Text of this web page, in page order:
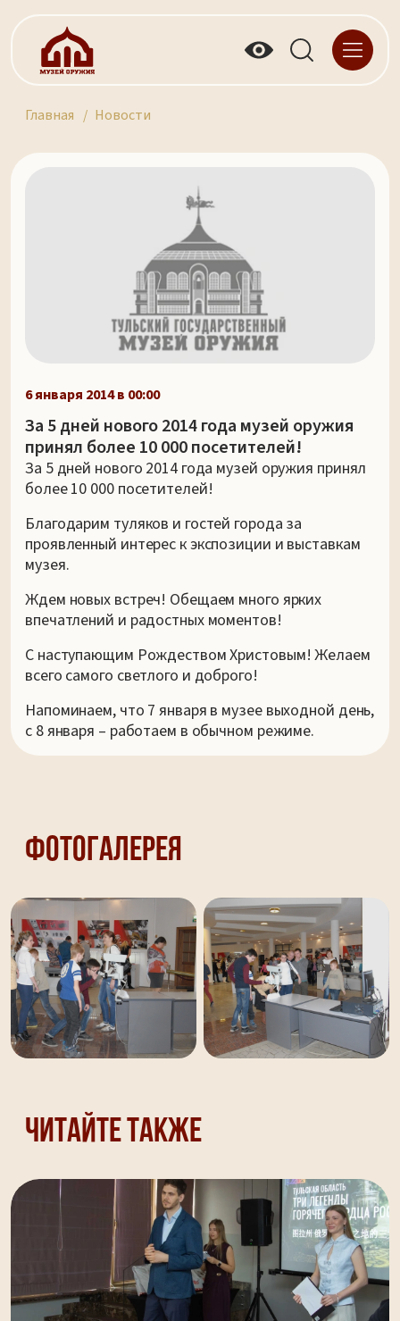
Главная Новости
6 января 2014 в 00:00
За 5 дней нового 2014 года музей оружия
принял более 10 000 посетителей!
За 5 дней нового 2014 года музей оружия принял
более 10 000 посетителей!
Благодарим туляков и гостей города за
проявленный интерес к экспозиции и выставкам
музея.
Ждем новых встреч! Обещаем много ярких
впечатлений и радостных моментов!
С наступающим Рождеством Христовым! Желаем
всего самого светлого и доброго!
Напоминаем, что 7 января в музее выходной день,
с 8 января – работаем в обычном режиме.
Фотогалерея
Читайте также